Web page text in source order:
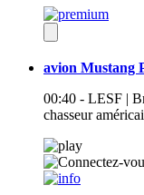
avion Mustang
00:40 - LESF |
chasseur